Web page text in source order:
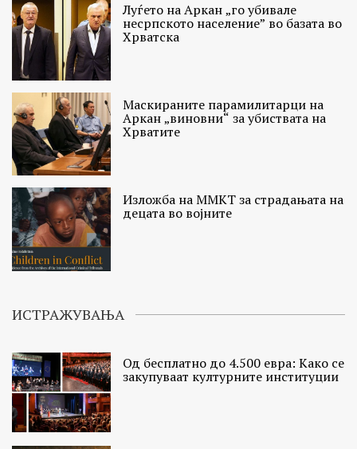
Луѓето на Аркан „го убивале
несрпското население” во базата во
Хрватска
Маскираните парамилитарци на
Аркан „виновни“ за убиствата на
Хрватите
Изложба на ММКТ за страдањата на
децата во војните
ИСТРАЖУВАЊА
Од бесплатно до 4.500 евра: Како се
закупуваат културните институции